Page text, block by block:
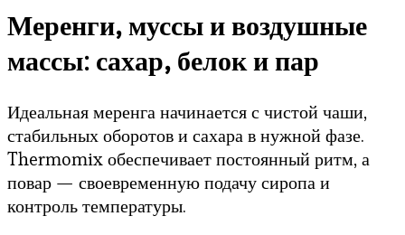
Меренги, муссы и воздушные
массы: сахар, белок и пар
Идеальная меренга начинается с чистой чаши,
стабильных оборотов и сахара в нужной фазе.
Thermomix обеспечивает постоянный ритм, а
повар — своевременную подачу сиропа и
контроль температуры.